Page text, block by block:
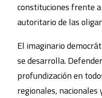
constituciones frente
autoritario de las
El imaginario
se desarrolla.
profundización en
regionales, nacionales